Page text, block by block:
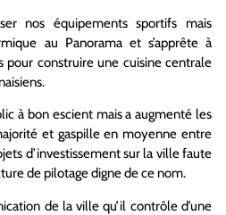
nos équipements sportifs mais
au Panorama et s’apprête à
pour construire une cuisine centrale
à bon escient mais a augmenté les
et gaspille en moyenne entre
d’investissement sur la ville faute
de pilotage digne de ce nom.
de la ville qu’il contrôle d’une